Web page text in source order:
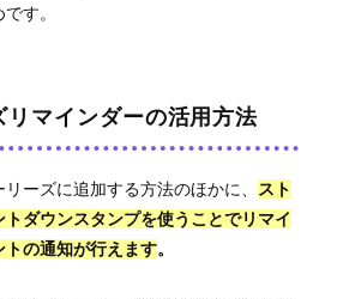
す。
マインダーの活用方法
ーズに追加する方法のほかに、
スト
ダウンスタンプを使うことでリマイ
トの通知が行えます。